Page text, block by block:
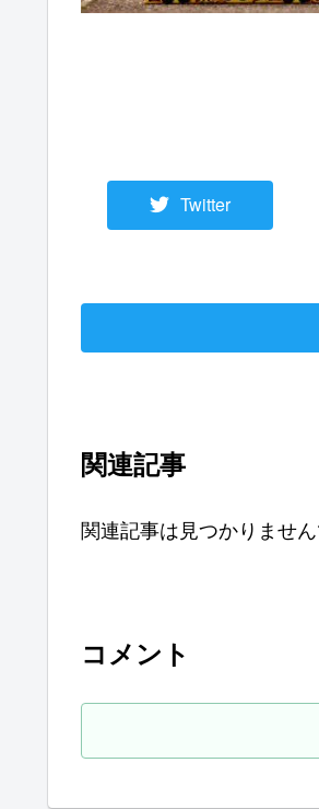
Twitter
関連記事
関連記事は見つかりません
コメント